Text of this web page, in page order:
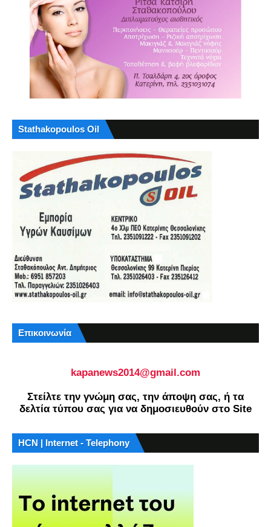
Stathakopoulos Oil
Επικοινωνία
kapanews2014@gmail.com
Στείλτε την γνώμη σας, την άποψη σας, ή τα
δελτία τύπου σας για να δημοσιευθούν στο Site
HCN | Internet - Telephony